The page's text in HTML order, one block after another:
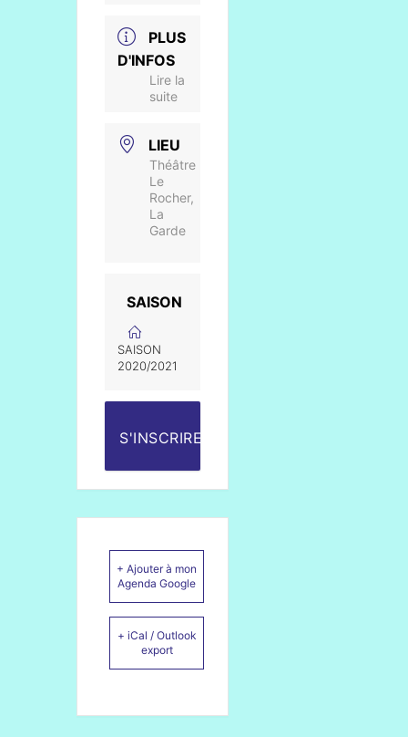
PLUS
D'INFOS
Lire la
suite
LIEU
Théâtre
Le
Rocher,
La
Garde
SAISON
SAISON
2020/2021
S'INSCRIRE
+ Ajouter à mon
Agenda Google
+ iCal / Outlook
export